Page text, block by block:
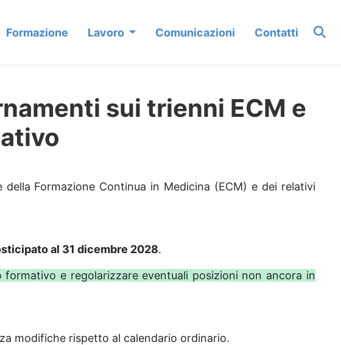
Formazione Lavoro Comunicazioni Contatti
sui trienni ECM e
Formazione Continua in Medicina (ECM) e dei relativi
al 31 dicembre 2028.
e regolarizzare eventuali posizioni non ancora in
modifiche rispetto al calendario ordinario.